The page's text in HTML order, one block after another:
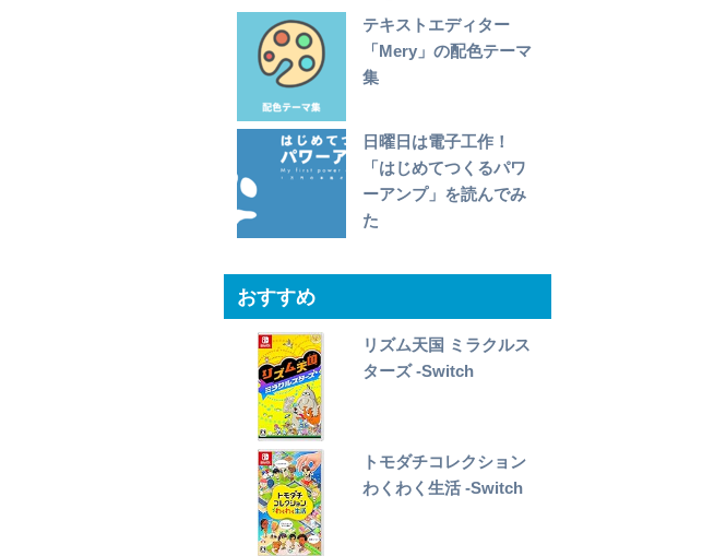
テキストエディター
「Mery」の配色テーマ
集
日曜日は電子工作！
「はじめてつくるパワ
ーアンプ」を読んでみ
た
おすすめ
リズム天国 ミラクルス
ターズ -Switch
トモダチコレクション
わくわく生活 -Switch